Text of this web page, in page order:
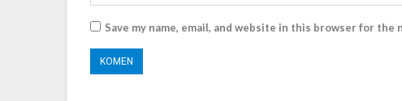
Save my name, email, and website in this browser for the